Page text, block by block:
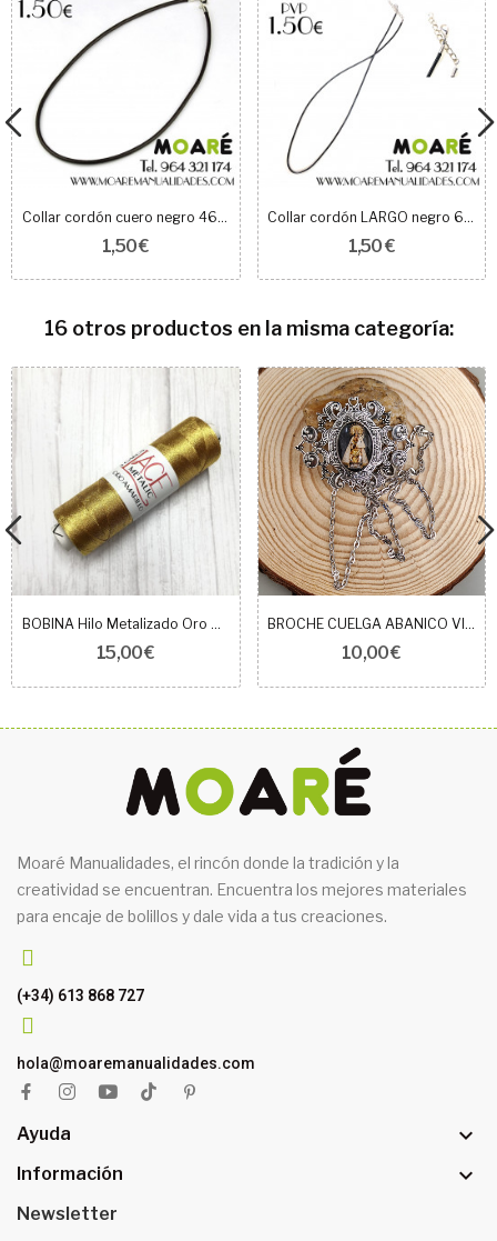
Collar cordón cuero negro 46 cm
1,50 €
Collar cordón LARGO negro 60 cm
1,50 €
16 otros productos en la misma categoría:
BOBINA Hilo Metalizado Oro Amarillo 500m
15,00 €
BROCHE CUELGA ABANICO VINTAGE DESAMPARADOS NEGRO
10,00 €
Moaré Manualidades, el rincón donde la tradición y la
creatividad se encuentran. Encuentra los mejores materiales
para encaje de bolillos y dale vida a tus creaciones.
(+34) 613 868 727
hola@moaremanualidades.com
Ayuda 
Información 
Newsletter